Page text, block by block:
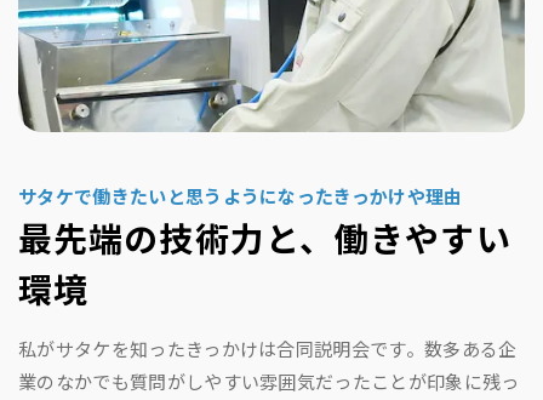
サタケで働きたいと思うようになったきっかけや理由
最先端の技術力と、働きやすい
環境
私がサタケを知ったきっかけは合同説明会です。数多ある企
業のなかでも質問がしやすい雰囲気だったことが印象に残っ